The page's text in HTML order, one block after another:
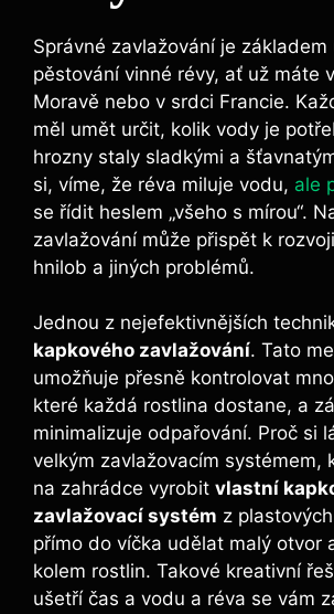
Správné zavlažování je základem
pěstování vinné révy, ať už máte
Moravě nebo ⁤v srdci Francie.
měl umět určit, kolik vody je
hrozny ⁢staly sladkými a
si, víme,⁢ že réva miluje vodu,⁢ ale
se‍ řídit heslem „všeho⁣ s mírou“.
zavlažování může přispět k
hnilob‌ a‌ jiných problémů.
Jednou z nejefektivnějších
kapkového zavlažování. Tato
umožňuje přesně kontrolovat⁤
⁤které každá rostlina dostane, a
⁤minimalizuje odpařování. Proč si
velkým zavlažovacím systémem,
na zahrádce vyrobit​ vlastní
zavlažovací systém z
přímo do víčka udělat malý⁣ otvor
‍kolem rostlin. Takové​ kreativní
⁣ušetří čas a vodu a réva se vám